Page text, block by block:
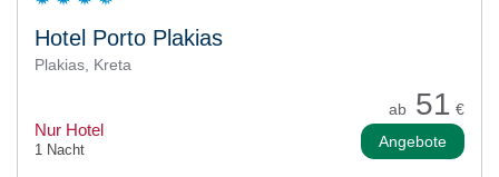
Hotel Porto Plakias
Plakias, Kreta
ab 51 €
Nur Hotel
1 Nacht Angebote